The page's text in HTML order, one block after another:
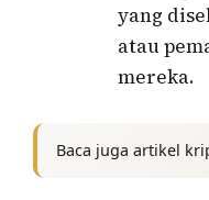
yang
atau
mereka.
Baca juga artikel